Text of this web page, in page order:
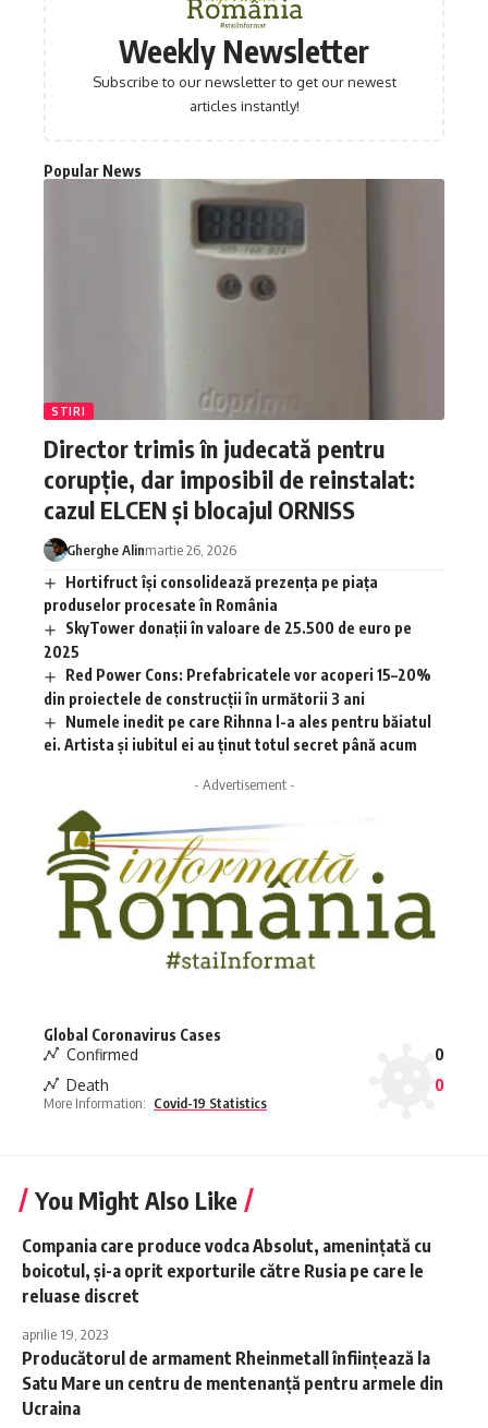
Weekly Newsletter
Subscribe to our newsletter to get our newest
articles instantly!
Popular News
STIRI
Director trimis în judecată pentru
corupție, dar imposibil de reinstalat:
cazul ELCEN și blocajul ORNISS
Gherghe Alinmartie 26, 2026
Hortifruct își consolidează prezența pe piața
produselor procesate în România
SkyTower donații în valoare de 25.500 de euro pe
2025
Red Power Cons: Prefabricatele vor acoperi 15–20%
din proiectele de construcții în următorii 3 ani
Numele inedit pe care Rihnna l-a ales pentru băiatul
ei. Artista și iubitul ei au ținut totul secret până acum
- Advertisement -
Global Coronavirus Cases
Confirmed
0
Death
0
More Information: Covid-19 Statistics
You Might Also Like
Compania care produce vodca Absolut, ameninţată cu
boicotul, şi-a oprit exporturile către Rusia pe care le
reluase discret
aprilie 19, 2023
Producătorul de armament Rheinmetall înfiinţează la
Satu Mare un centru de mentenanţă pentru armele din
Ucraina